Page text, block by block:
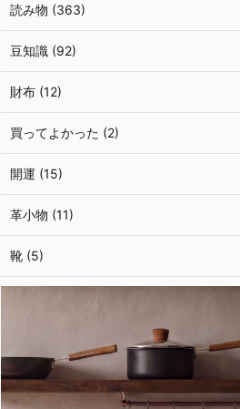
読み物 (363)
豆知識 (92)
財布 (12)
買ってよかった (2)
開運 (15)
革小物 (11)
靴 (5)